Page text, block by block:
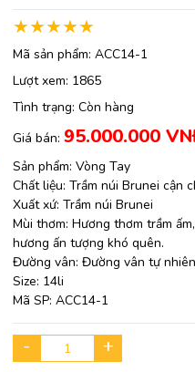
Mã sản phẩm: ACC14-1
Lượt xem: 1865
Tình trạng: Còn hàng
Giá bán: 95.000.000
Sản phẩm: Vòng Tay
Chất liệu: Trầm núi Brunei cận
Xuất xứ: Trầm núi Brunei
Mùi thơm: Hương thơm trầm
hương ấn tượng khó quên.
Đường vân: Đường vân tự
Size: 14li
Mã SP: ACC14-1
- +